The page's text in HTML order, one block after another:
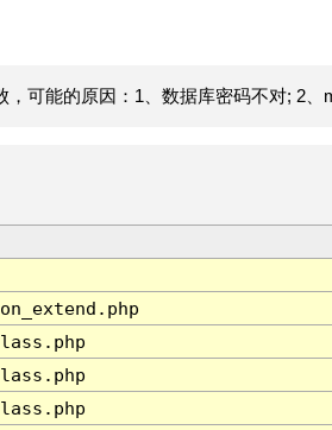
可能的原因：1、数据库密码不对; 2、